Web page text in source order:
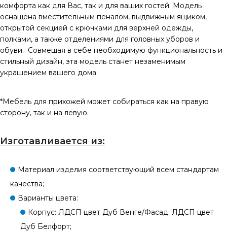
комфорта как для Вас, так и для ваших гостей. Модель
оснащена вместительным пеналом, выдвижным ящиком,
открытой секцией с крючками для верхней одежды,
полками, а также отделениями для головных уборов и
обуви. Совмещая в себе необходимую функциональность и
стильный дизайн, эта модель станет незаменимым
украшением вашего дома.
*Мебель для прихожей может собираться как на правую
сторону, так и на левую.
Изготавливается из:
Материал изделия соответствующий всем стандартам
качества;
Варианты цвета:
Корпус: ЛДСП цвет Дуб Венге/Фасад: ЛДСП цвет
Дуб Белфорт;